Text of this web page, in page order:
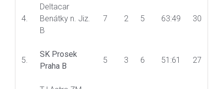
4.
Deltacar
Benátky n. Jiz.
B
7 2 5 63:49 30
5.
SK Prosek
Praha B
5 3 6 51:61 27